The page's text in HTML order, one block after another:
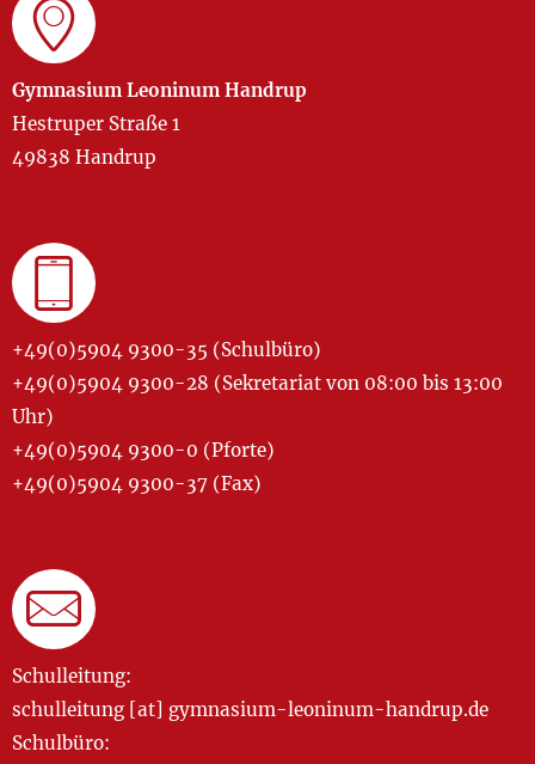
Gymnasium Leoninum Handrup
Hestruper Straße 1
49838 Handrup
+49(0)5904 9300-35 (Schulbüro)
+49(0)5904 9300-28 (Sekretariat von 08:00 bis 13:00
Uhr)
+49(0)5904 9300-0 (Pforte)
+49(0)5904 9300-37 (Fax)
Schulleitung:
schulleitung [at] gymnasium-leoninum-handrup.de
Schulbüro: